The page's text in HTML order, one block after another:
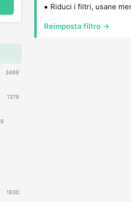
3489
1379
1830
Riduci i filtri, usane
Reimposta filtro →